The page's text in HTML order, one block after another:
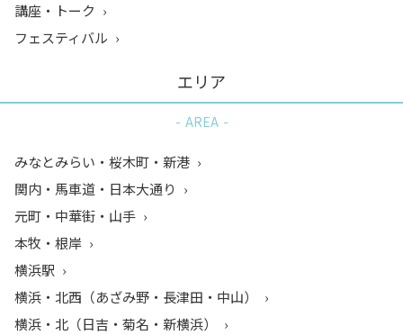
講座・トーク
フェスティバル
エリア
AREA
みなとみらい・桜木町・新港
関内・馬車道・日本大通り
元町・中華街・山手
本牧・根岸
横浜駅
横浜・北西（あざみ野・長津田・中山）
横浜・北（日吉・菊名・新横浜）